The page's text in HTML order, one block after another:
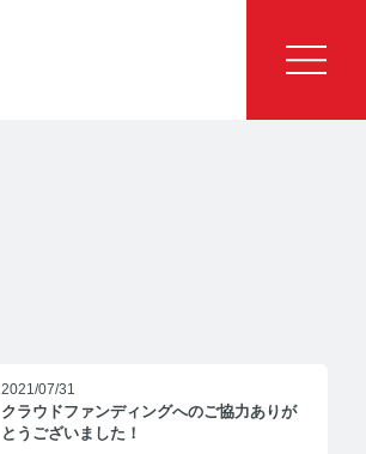
2021/07/31
クラウドファンディングへのご協力ありが
とうございました！